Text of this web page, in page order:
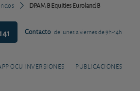
DPAM B Equities Euroland B
Contacto de lunes a viernes de 9h-14h
OCU INVERSIONES PUBLICACIONES